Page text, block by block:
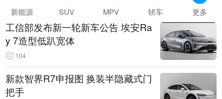
新能源 SUV MPV 轿车 更多
工信部发布新一轮新车公告 埃安Ra
y 7造型低趴宽体
104
新款智界R7申报图 换装半隐藏式门
把手